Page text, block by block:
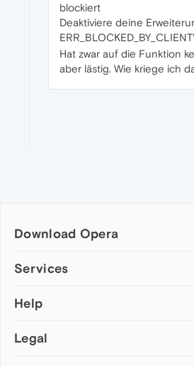
blockiert
Deaktiviere deine
Hat zwar auf die Funktion
aber lästig. Wie kriege ich
Download Opera
Computer browsers
Opera for Mac
Opera beta version
Services
Add-ons
Wallpapers
Help
Help & support
Legal